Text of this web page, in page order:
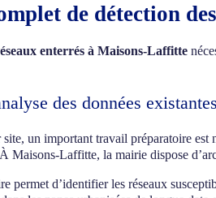
de détection
enterrés à Maisons-Laffitte
des données
un important travail préparatoire est
Maisons-Laffitte, la mairie dispose
permet d’identifier les réseaux